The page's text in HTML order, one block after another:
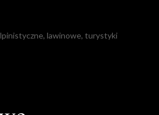
lawinowe, turystyki